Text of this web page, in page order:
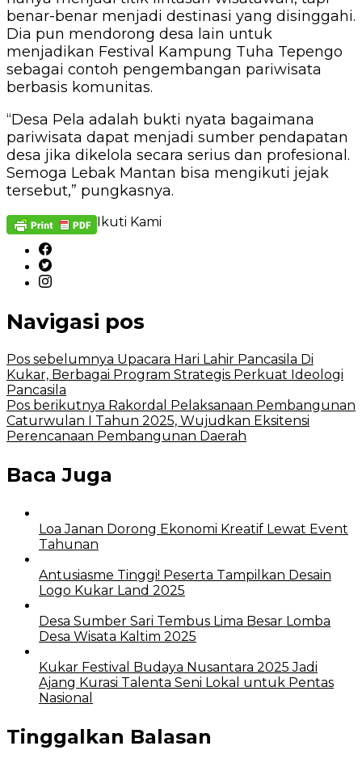
benar-benar menjadi destinasi yang disinggahi.
Dia pun mendorong desa lain untuk
menjadikan Festival Kampung Tuha Tepengo
sebagai contoh pengembangan pariwisata
berbasis komunitas.
“Desa Pela adalah bukti nyata bagaimana
pariwisata dapat menjadi sumber pendapatan
desa jika dikelola secara serius dan profesional.
Semoga Lebak Mantan bisa mengikuti jejak
tersebut,” pungkasnya.
Ikuti Kami
Navigasi pos
Pos sebelumnya Upacara Hari Lahir Pancasila Di
Kukar, Berbagai Program Strategis Perkuat Ideologi
Pancasila
Pos berikutnya Rakordal Pelaksanaan Pembangunan
Caturwulan I Tahun 2025, Wujudkan Eksitensi
Perencanaan Pembangunan Daerah
Baca Juga
Loa Janan Dorong Ekonomi Kreatif Lewat Event
Tahunan
Antusiasme Tinggi! Peserta Tampilkan Desain
Logo Kukar Land 2025
Desa Sumber Sari Tembus Lima Besar Lomba
Desa Wisata Kaltim 2025
Kukar Festival Budaya Nusantara 2025 Jadi
Ajang Kurasi Talenta Seni Lokal untuk Pentas
Nasional
Tinggalkan Balasan